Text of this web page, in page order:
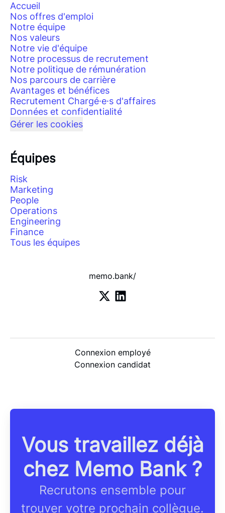
Accueil
Nos offres d'emploi
Notre équipe
Nos valeurs
Notre vie d'équipe
Notre processus de recrutement
Notre politique de rémunération
Nos parcours de carrière
Avantages et bénéfices
Recrutement Chargé·e·s d'affaires
Données et confidentialité
Gérer les cookies
Équipes
Risk
Marketing
People
Operations
Engineering
Finance
Tous les équipes
memo.bank/
Connexion employé
Connexion candidat
Vous travaillez déjà
chez Memo Bank ?
Recrutons ensemble pour
trouver votre prochain collègue.